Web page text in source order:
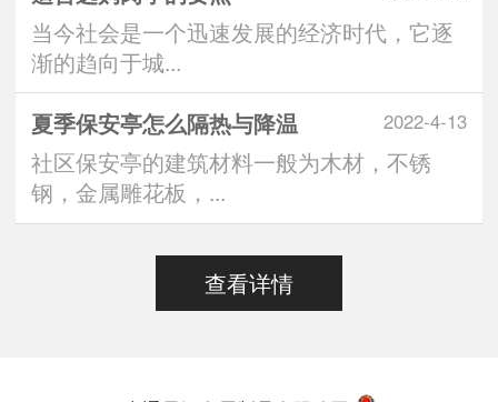
当今社会是一个迅速发展的经济时代，它逐
渐的趋向于城...
2022-4-13
夏季保安亭怎么隔热与降温
社区保安亭的建筑材料一般为木材，不锈
钢，金属雕花板，...
查看详情